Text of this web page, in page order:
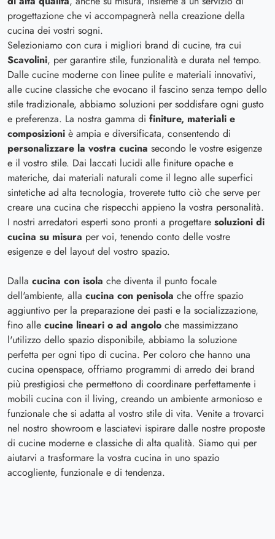
progettazione che vi accompagnerà nella creazione della
cucina dei vostri sogni.
Selezioniamo con cura i migliori brand di cucine, tra cui
Scavolini, per garantire stile, funzionalità e durata nel tempo.
Dalle cucine moderne con linee pulite e materiali innovativi,
alle cucine classiche che evocano il fascino senza tempo dello
stile tradizionale, abbiamo soluzioni per soddisfare ogni gusto
e preferenza. La nostra gamma di finiture, materiali e
composizioni è ampia e diversificata, consentendo di
personalizzare la vostra cucina secondo le vostre esigenze
e il vostro stile. Dai laccati lucidi alle finiture opache e
materiche, dai materiali naturali come il legno alle superfici
sintetiche ad alta tecnologia, troverete tutto ciò che serve per
creare una cucina che rispecchi appieno la vostra personalità.
I nostri arredatori esperti sono pronti a progettare soluzioni di
cucina su misura per voi, tenendo conto delle vostre
esigenze e del layout del vostro spazio.
Dalla cucina con isola che diventa il punto focale
dell'ambiente, alla cucina con penisola che offre spazio
aggiuntivo per la preparazione dei pasti e la socializzazione,
fino alle cucine lineari o ad angolo che massimizzano
l'utilizzo dello spazio disponibile, abbiamo la soluzione
perfetta per ogni tipo di cucina. Per coloro che hanno una
cucina openspace, offriamo programmi di arredo dei brand
più prestigiosi che permettono di coordinare perfettamente i
mobili cucina con il living, creando un ambiente armonioso e
funzionale che si adatta al vostro stile di vita. Venite a trovarci
nel nostro showroom e lasciatevi ispirare dalle nostre proposte
di cucine moderne e classiche di alta qualità. Siamo qui per
aiutarvi a trasformare la vostra cucina in uno spazio
accogliente, funzionale e di tendenza.